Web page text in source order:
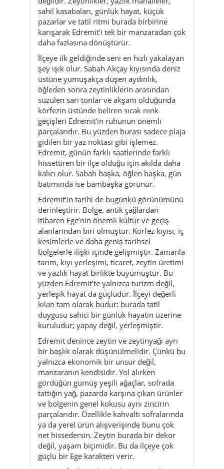
İlçeye ilk geldiğinde seni en hızlı yakalayan
şey ışık olur. Sabah Akçay kıyısında deniz
üstüne yumuşakça düşen aydınlık,
öğleden sonra zeytinliklerin arasından
süzülen sarı tonlar ve akşam olduğunda
körfezin üstünde beliren sıcak renk
geçişleri Edremit’in ruhunun önemli
parçalarıdır. Bu yüzden burası sadece plaja
gidilen bir yaz noktası gibi işlemez.
Edremit, günün farklı saatlerinde farklı
hissettiren bir ilçe olduğu için akılda daha
kalıcı olur. Sabah başka, öğlen başka, gün
batımında ise bambaşka görünür.
Edremit’in tarihi de bugünkü görünümünü
derinleştirir. Bölge, antik çağlardan
itibaren Ege’nin önemli kültür ve geçiş
alanlarından biri olmuştur. Körfez kıyısı, iç
kesimlerle ve daha geniş tarihsel
bölgelerle ilişki içinde gelişmiştir. Zamanla
tarım, kıyı yerleşimi, ticaret, zeytin üretimi
ve yazlık hayat birlikte büyümüştür. Bu
yüzden Edremit’te yalnızca turizm değil,
yerleşik hayat da güçlüdür. İlçeyi değerli
kılan tam olarak budur: burada tatil
duygusu sahici bir günlük hayatın üzerine
kuruludur; yapay değil, yerleşmiştir.
Edremit denince zeytin ve zeytinyağı ayrı
bir başlık olarak düşünülmelidir. Çünkü bu
yalnızca ekonomik bir unsur değil,
manzaranın kendisidir. Yol alırken
gördüğün gümüş yeşili ağaçlar, sofrada
tattığın yağ, pazarda karşına çıkan ürünler
ve bölgenin genel kokusu aynı zincirin
parçalarıdır. Özellikle kahvaltı sofralarında
ya da yerel ürün alışverişinde bunu çok
net hissedersin. Zeytin burada bir dekor
değil, yaşam biçimidir. Bu da ilçeye çok
güçlü bir Ege karakteri verir.
Kıyı tarafında ise her bölümün ayrı bir
tonu vardır. Akçay daha hareketli, açık ve
aile dostu bir yaz ritmine sahiptir.
Altınkum klasik deniz ve plaj hissini daha
belirgin verir. Güre biraz daha nefes